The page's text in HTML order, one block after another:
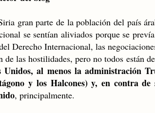
gran parte de la población del país
se sentían aliviados porque se
Derecho Internacional, las
las hostilidades, pero no todos están
Unidos, al menos la administración
y los Halcones) y, en contra de
, principalmente.